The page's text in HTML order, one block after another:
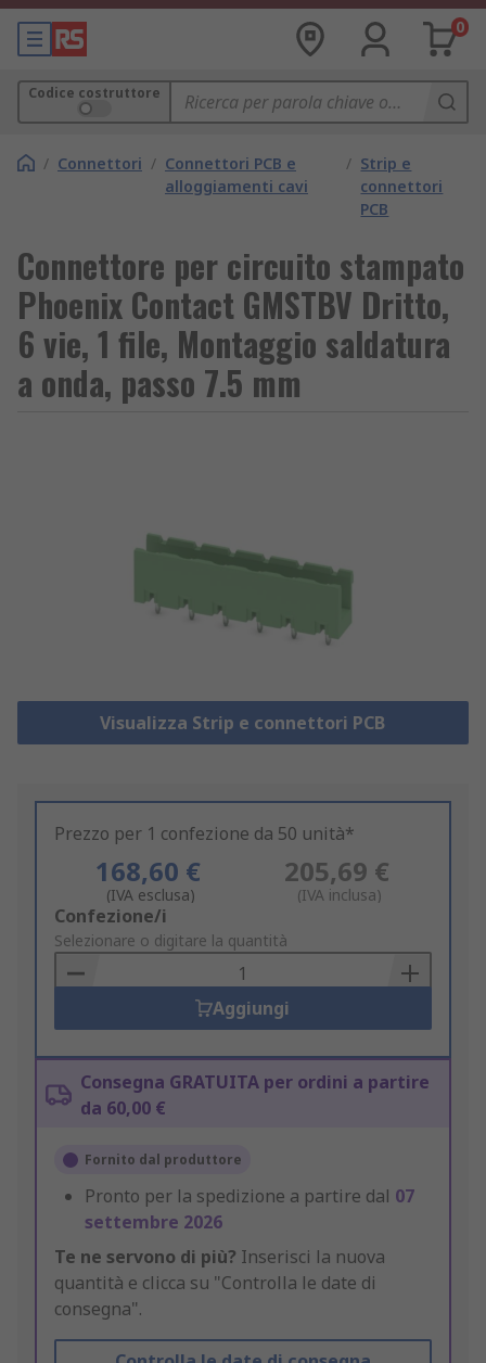
0
Codice costruttore
/ Connettori / Connettori PCB e
alloggiamenti cavi
/ Strip e
connettori
PCB
Connettore per circuito stampato
Phoenix Contact GMSTBV Dritto,
6 vie, 1 file, Montaggio saldatura
a onda, passo 7.5 mm
Visualizza Strip e connettori PCB
Prezzo per 1 confezione da 50 unità*
168,60 €
(IVA esclusa)
205,69 €
(IVA inclusa)
Add
to
Basket
Confezione/i
Selezionare o digitare la quantità
Aggiungi
Consegna GRATUITA per ordini a partire
da 60,00 €
Fornito dal produttore
Pronto per la spedizione a partire dal 07
settembre 2026
Te ne servono di più? Inserisci la nuova
quantità e clicca su "Controlla le date di
consegna".